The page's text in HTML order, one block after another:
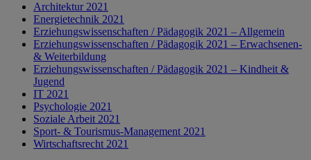
Architektur 2021
Energietechnik 2021
Erziehungswissenschaften / Pädagogik 2021 – Allgemein
Erziehungswissenschaften / Pädagogik 2021 – Erwachsenen-
& Weiterbildung
Erziehungswissenschaften / Pädagogik 2021 – Kindheit &
Jugend
IT 2021
Psychologie 2021
Soziale Arbeit 2021
Sport- & Tourismus-Management 2021
Wirtschaftsrecht 2021